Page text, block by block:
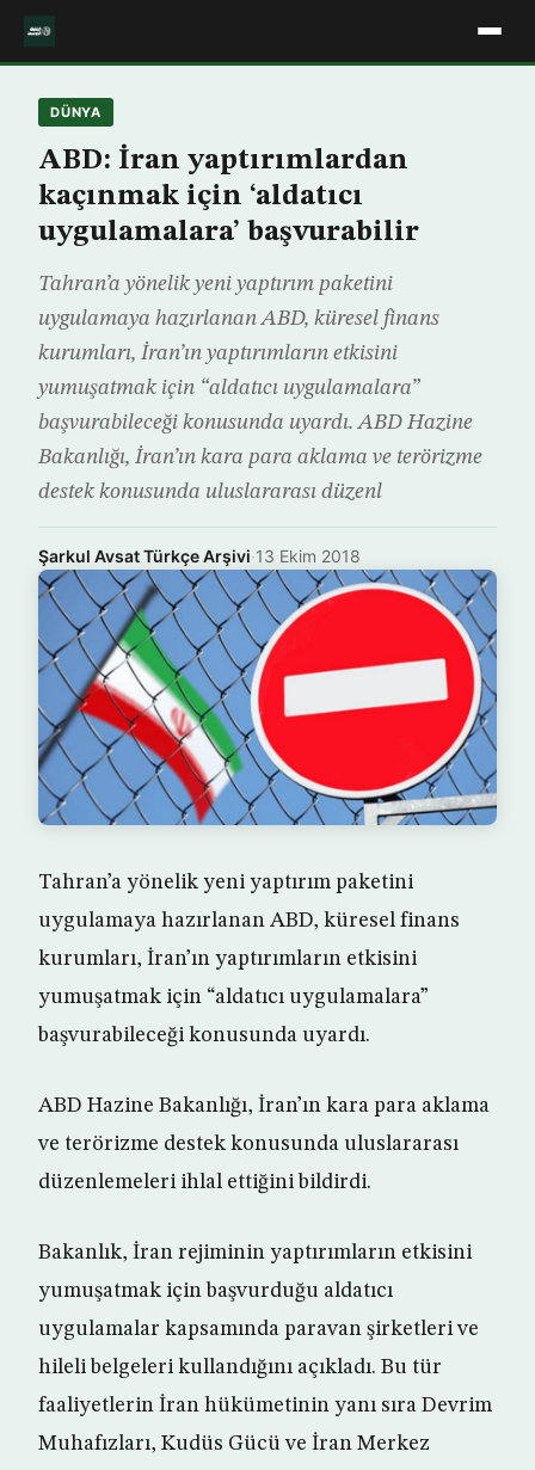
DÜNYA
ABD: İran yaptırımlardan
kaçınmak için ‘aldatıcı
uygulamalara’ başvurabilir
Tahran’a yönelik yeni yaptırım paketini
uygulamaya hazırlanan ABD, küresel finans
kurumları, İran’ın yaptırımların etkisini
yumuşatmak için “aldatıcı uygulamalara”
başvurabileceği konusunda uyardı. ABD Hazine
Bakanlığı, İran’ın kara para aklama ve terörizme
destek konusunda uluslararası düzenl
Şarkul Avsat Türkçe Arşivi·13 Ekim 2018
Tahran’a yönelik yeni yaptırım paketini
uygulamaya hazırlanan ABD, küresel finans
kurumları, İran’ın yaptırımların etkisini
yumuşatmak için “aldatıcı uygulamalara”
başvurabileceği konusunda uyardı.
ABD Hazine Bakanlığı, İran’ın kara para aklama
ve terörizme destek konusunda uluslararası
düzenlemeleri ihlal ettiğini bildirdi.
Bakanlık, İran rejiminin yaptırımların etkisini
yumuşatmak için başvurduğu aldatıcı
uygulamalar kapsamında paravan şirketleri ve
hileli belgeleri kullandığını açıkladı. Bu tür
faaliyetlerin İran hükümetinin yanı sıra Devrim
Muhafızları, Kudüs Gücü ve İran Merkez